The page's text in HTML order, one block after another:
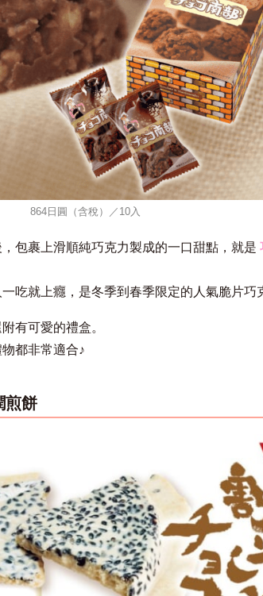
864日圓（含稅）／10入
包裹上滑順純巧克力製成的一口甜點，就是
吃就上癮，是冬季到春季限定的人氣脆片巧
有可愛的禮盒。
都非常適合♪
煎餅